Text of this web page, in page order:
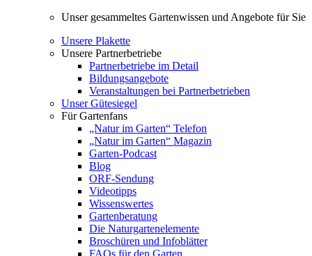
Unser gesammeltes Gartenwissen und Angebote für Sie
Unsere Plakette
Unsere Partnerbetriebe
Partnerbetriebe im Detail
Bildungsangebote
Veranstaltungen bei Partnerbetrieben
Unser Gütesiegel
Für Gartenfans
„Natur im Garten“ Telefon
„Natur im Garten“ Magazin
Garten-Podcast
Blog
ORF-Sendung
Videotipps
Wissenswertes
Gartenberatung
Die Naturgartenelemente
Broschüren und Infoblätter
FAQs für den Garten